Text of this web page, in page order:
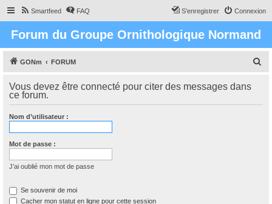
Smartfeed FAQ Connexion
S’enregistrer
Forum du Groupe Ornithologique Normand
GONm FORUM
h
Vous devez être connecté pour citer des messages dans
ce forum.
Nom d’utilisateur :
Mot de passe :
J’ai oublié mon mot de passe
Se souvenir de moi
Cacher mon statut en ligne pour cette session